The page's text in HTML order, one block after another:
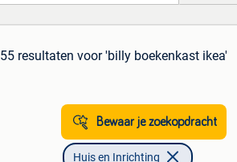
55 resultaten voor 'billy boekenkast ikea'
Bewaar je zoekopdracht
Huis en Inrichting